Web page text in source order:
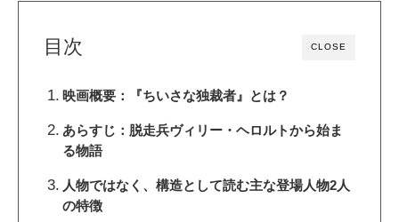
CLOSE
目次
映画概要：『ちいさな独裁者』とは？
あらすじ：脱走兵ヴィリー・ヘロルトから始ま
る物語
人物ではなく、構造として読む主な登場人物2人
の特徴